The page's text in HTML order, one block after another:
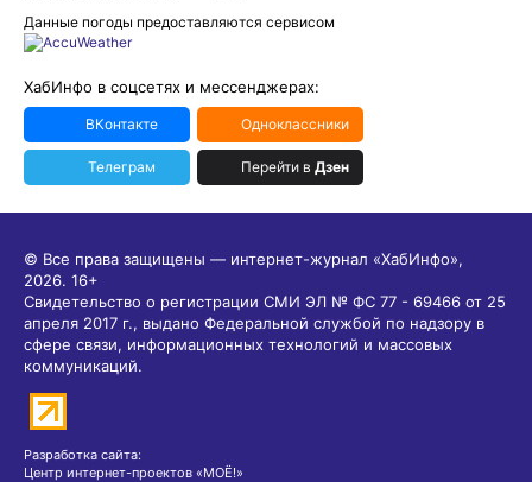
Данные погоды предоставляются сервисом
ХабИнфо в соцсетях и мессенджерах:
ВКонтакте Одноклассники
Телеграм Перейти в Дзен
© Все права защищены — интернет-журнал «ХабИнфо»,
2026. 16+
Свидетельство о регистрации СМИ ЭЛ № ФС 77 - 69466 от 25
апреля 2017 г., выдано Федеральной службой по надзору в
сфере связи, информационных технологий и массовых
коммуникаций.
Разработка сайта:
Центр интернет-проектов «МОЁ!»